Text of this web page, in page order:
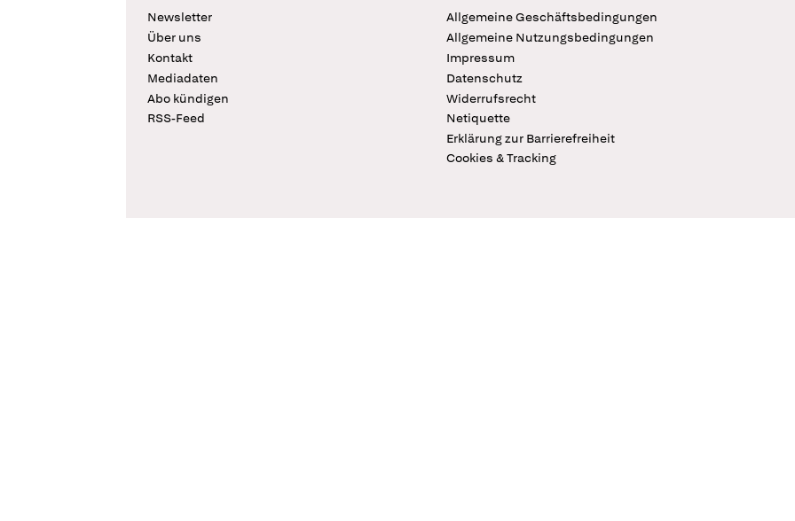
Newsletter
Über uns
Kontakt
Mediadaten
Abo kündigen
RSS-Feed
Allgemeine Geschäftsbedingungen
Allgemeine Nutzungsbedingungen
Impressum
Datenschutz
Widerrufsrecht
Netiquette
Erklärung zur Barrierefreiheit
Cookies & Tracking